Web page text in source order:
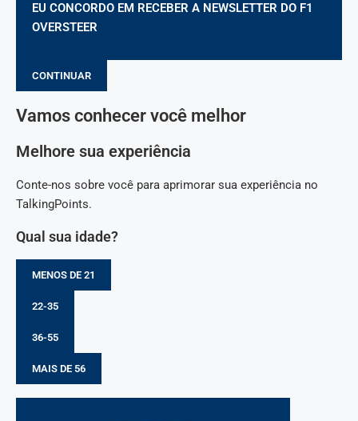
EU CONCORDO EM RECEBER A NEWSLETTER DO F1
OVERSTEER
CONTINUAR
Vamos conhecer você melhor
Melhore sua experiência
Conte-nos sobre você para aprimorar sua experiência no
TalkingPoints.
Qual sua idade?
MENOS DE 21
22-35
36-55
MAIS DE 56